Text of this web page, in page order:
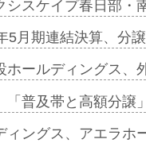
シスケイプ春日部
5月期連結決算、分
ホールディングス
「普及帯と高額分
ィングス、アエラ